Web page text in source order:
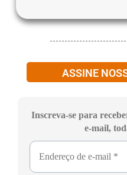
ASSINE
Inscreva-se para
e-mail,